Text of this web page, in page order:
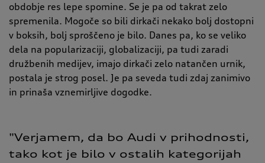
obdobje res lepe spomine. Se je pa od takrat zelo
spremenila. Mogoče so bili dirkači nekako bolj dostopni
v boksih, bolj sproščeno je bilo. Danes pa, ko se veliko
dela na popularizaciji, globalizaciji, pa tudi zaradi
družbenih medijev, imajo dirkači zelo natančen urnik,
postala je strog posel. Je pa seveda tudi zdaj zanimivo
in prinaša vznemirljive dogodke.
"Verjamem, da bo Audi v prihodnosti,
tako kot je bilo v ostalih kategorijah